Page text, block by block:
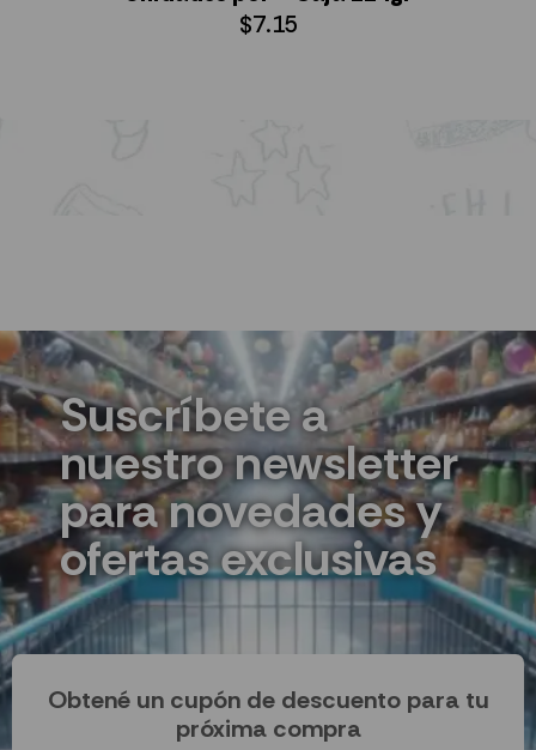
$7.15
Suscríbete a
nuestro newsletter
para novedades y
ofertas exclusivas
Obtené un cupón de descuento para tu
próxima compra